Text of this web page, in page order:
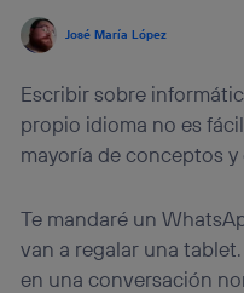
José María López
Escribir sobre
propio idioma no es
mayoría de conceptos
Te mandaré un
van a regalar una
en una conversación